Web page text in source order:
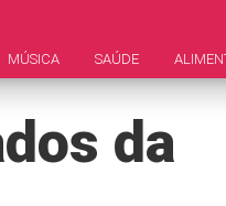
MÚSICA SAÚDE
da